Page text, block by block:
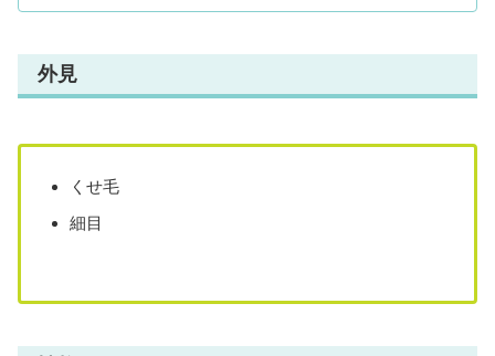
外見
くせ毛
細目